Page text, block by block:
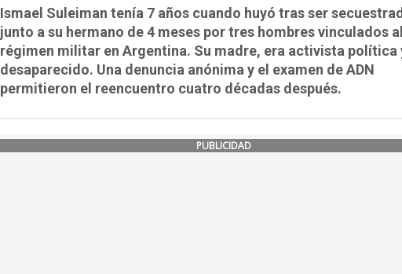
Ismael Suleiman tenía 7 años cuando huyó tras ser
junto a su hermano de 4 meses por tres hombres vinculados al
régimen militar en Argentina. Su madre, era activista política
desaparecido. Una denuncia anónima y el examen de ADN
permitieron el reencuentro cuatro décadas después.
PUBLICIDAD